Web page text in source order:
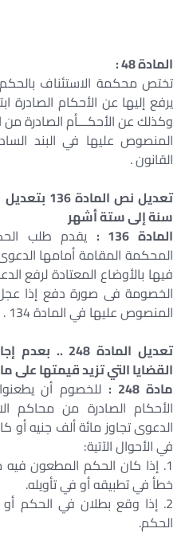
المادة 48 :
تختص محكمة الاستئناف
يرفع إليها عن الأحكام الصادرة
وكذلك عن الأحكـــأم الصادرة
القانون .
تعديل نص
سنة إلى ستة أشهر
المادة 136 :
يقدم طلب
المحكمة المقامة أمامها
فيها بالأوضاع المعتادة لرفع
الخصومة فى صورة دفع إذا
المنصوص عليها في المادة 134 .
تعديل المادة
القضايا التي تزيد قيمتها على
مادة 248 :
للخصوم أن
الأحكام الصادرة من محاكم
الدعوى تجاوز مائة ألف جنيه أو
في الأحوال الآتية:
1. إذا كان الحكم المطعون فيه
خطأ في تطبيقه أو في تأويله.
2. إذا وقع بطلان في الحكم
الحكم.